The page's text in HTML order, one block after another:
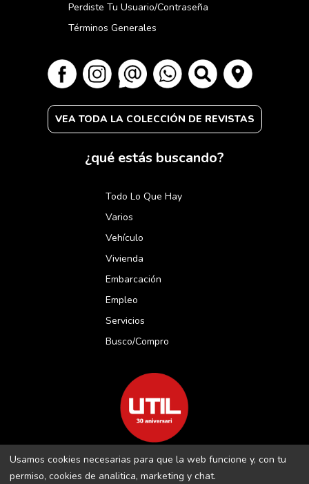
Usamos cookies necesarias para que la web funcione y, con tu
permiso, cookies de analitica, marketing y chat.
Perdiste Tu Usuario/contraseña
Términos Generales
VEA TODA LA COLECCIÓN DE REVISTAS
¿qué estás buscando?
Todo Lo Que Hay
Varios
Vehículo
Vivienda
Embarcación
Empleo
Servicios
Busco/compro
REVISTA UTIL MENORCA S.L C/ BORJA MOLL, 18 · 07703 MAÓ-